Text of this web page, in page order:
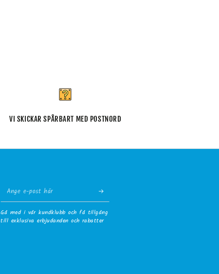
VI SKICKAR SPÅRBART MED POSTNORD
Ange
e-
post
Gå med i vår kundklubb och få tillgång
till exklusiva erbjudanden och rabatter